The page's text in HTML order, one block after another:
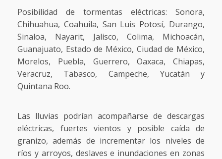
Posibilidad de tormentas eléctricas: Sonora,
Chihuahua, Coahuila, San Luis Potosí, Durango,
Sinaloa, Nayarit, Jalisco, Colima, Michoacán,
Guanajuato, Estado de México, Ciudad de México,
Morelos, Puebla, Guerrero, Oaxaca, Chiapas,
Veracruz, Tabasco, Campeche, Yucatán y
Quintana Roo.
Las lluvias podrían acompañarse de descargas
eléctricas, fuertes vientos y posible caída de
granizo, además de incrementar los niveles de
ríos y arroyos, deslaves e inundaciones en zonas